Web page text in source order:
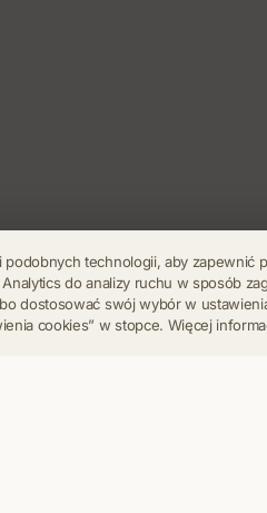
KontaktUstawienia cookies
technologii, aby zapewnić
do analizy ruchu w sposób
dostosować swój wybór w
cookies” w stopce. Więcej